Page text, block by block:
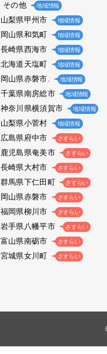
その他 地域情報
山梨県甲州市 地域情報
岡山県和気町 地域情報
長崎県西海市 地域情報
北海道天塩町 地域情報
岡山県赤磐市. 地域情報
千葉県南房総市 地域情報
神奈川県横須賀市 地域情報
山梨県小菅村 地域情報
広島県府中市 さすらい
鹿児島県奄美市 さすらい
長崎県大村市 さすらい
群馬県下仁田町 さすらい
岡山県赤磐市 さすらい
福岡県柳川市 さすらい
岩手県八幡平市 さすらい
富山県南砺市 さすらい
宮城県女川町 さすらい